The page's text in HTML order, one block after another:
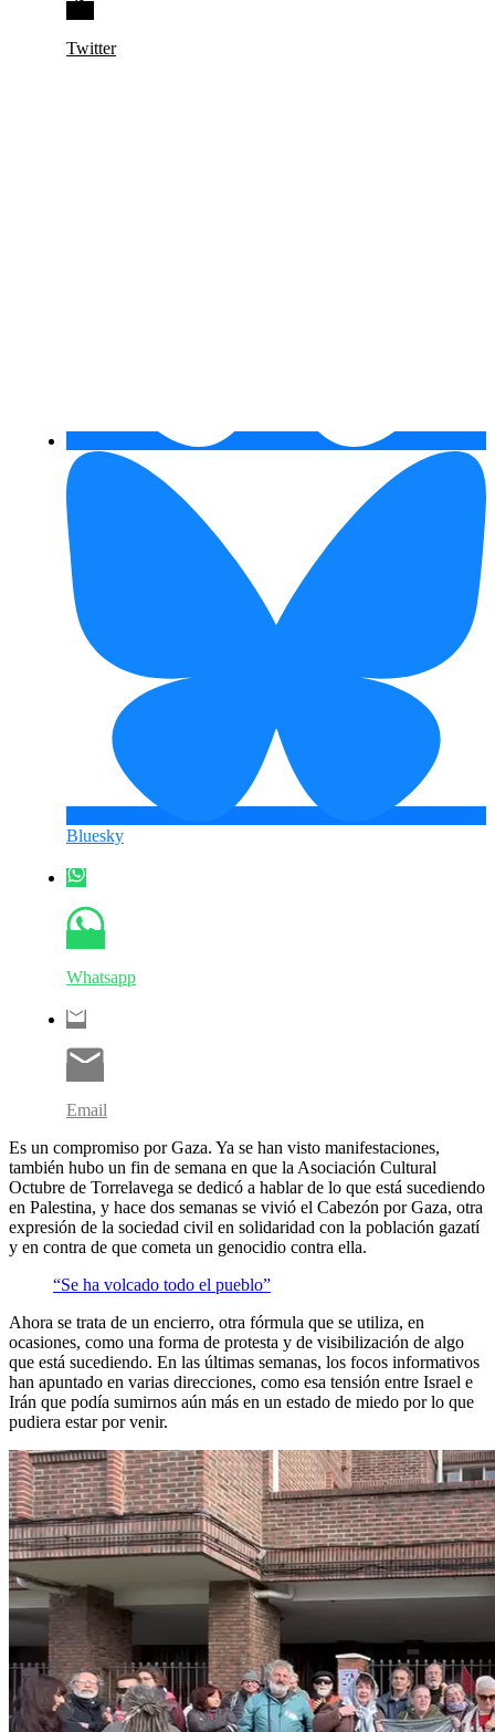
Twitter
Bluesky
Whatsapp
Email
Es un compromiso por Gaza. Ya se han visto manifestaciones,
también hubo un fin de semana en que la Asociación Cultural
Octubre de Torrelavega se dedicó a hablar de lo que está sucediendo
en Palestina, y hace dos semanas se vivió el Cabezón por Gaza, otra
expresión de la sociedad civil en solidaridad con la población gazatí
y en contra de que cometa un genocidio contra ella.
“Se ha volcado todo el pueblo”
Ahora se trata de un encierro, otra fórmula que se utiliza, en
ocasiones, como una forma de protesta y de visibilización de algo
que está sucediendo. En las últimas semanas, los focos informativos
han apuntado en varias direcciones, como esa tensión entre Israel e
Irán que podía sumirnos aún más en un estado de miedo por lo que
pudiera estar por venir.